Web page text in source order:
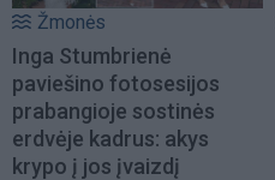
Žmonės
Inga Stumbrienė
paviešino fotosesijos
prabangioje sostinės
erdvėje kadrus: akys
krypo į jos įvaizdį